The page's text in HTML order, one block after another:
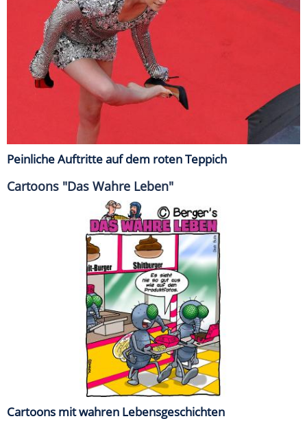
Peinliche Auftritte auf dem roten Teppich
Cartoons "Das Wahre Leben"
Cartoons mit wahren Lebensgeschichten